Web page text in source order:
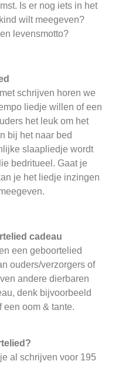
Is er nog iets in het
wilt meegeven?
levensmotto?
schrijven horen we
liedje willen of een
het leuk om het
bij het naar bed
slaapliedje wordt
bedritueel. Gaat je
je het liedje inzingen
cadeau
een geboortelied
ouders/verzorgers of
andere dierbaren
denk bijvoorbeeld
een oom & tante.
al schrijven voor 195